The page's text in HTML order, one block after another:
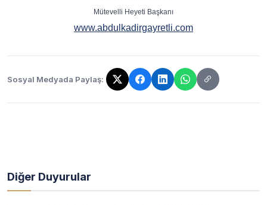
Mütevelli Heyeti Başkanı
www.abdulkadirgayretli.com
Sosyal Medyada Paylaş:
Bağlantı kopyalandı!
Diğer Duyurular